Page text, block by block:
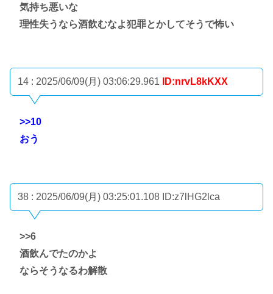
気持ち悪いな
理性失うなら酒飲むなよ犯罪とかしてそうで怖い
14 : 2025/06/09(月) 03:06:29.961 ID:nrvL8kKXX
>>10
おう
38 : 2025/06/09(月) 03:25:01.108 ID:z7lHG2lca
>>6
酒飲んでたのかよ
ならそうなるわ解散